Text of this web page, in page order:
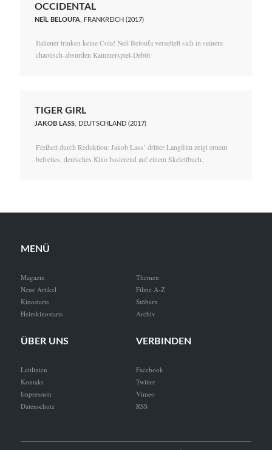
OCCIDENTAL
NEÏL BELOUFA , FRANKREICH (2017)
Italiener trinken keine Cola! Neïl Beloufa verzettelt sich in seinem
chaotisch-absurden Kammerspiel-Debüt.
TIGER GIRL
JAKOB LASS, DEUTSCHLAND (2017)
Freiheit durch Reduktion: Jakob Lass’ dritter Langfilm zeigt erneut
befreites, deutsches Kino basierend auf einem Skelettbuch.
MENÜ
Magazin
Neue Artikel
Kinostarts
Heimkinostarts
Themen
Filme A-Z
Stöbern
Archiv
ÜBER UNS
Leitlinien
Kontakt
Impressum
Datenschutz
VERBINDEN
Facebook
Twitter
Vimeo
RSS